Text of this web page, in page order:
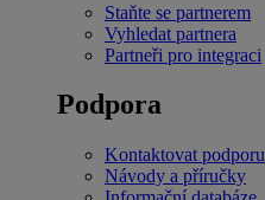
Staňte se partnerem
Vyhledat partnera
Partneři pro integraci
Podpora
Kontaktovat podporu
Návody a příručky